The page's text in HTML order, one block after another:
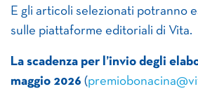
E gli articoli selezionati potranno
sulle piattaforme editoriali di Vita.
La scadenza per l’invio degli
maggio 2026 (